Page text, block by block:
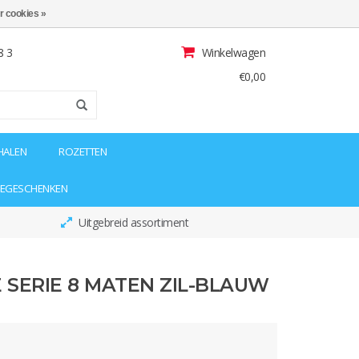
3
Winkelwagen
€0,00
ROZETTEN
Uitgebreid assortiment
8 MATEN ZIL-BLAUW
cookies »